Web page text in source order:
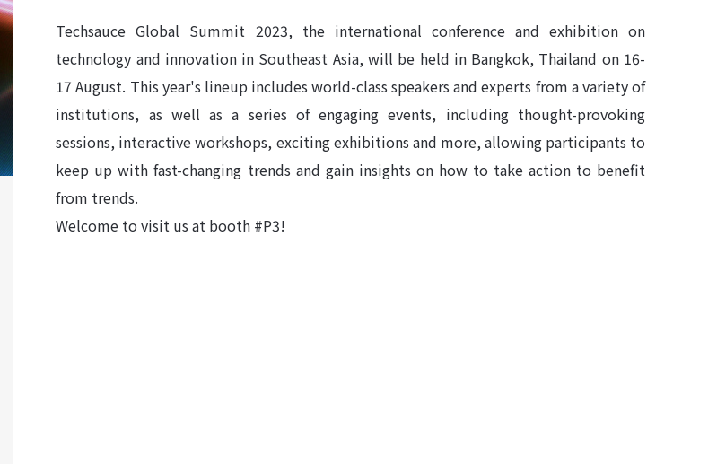
Techsauce Global Summit 2023, the international conference and exhibition on
technology and innovation in Southeast Asia, will be held in Bangkok, Thailand on 16-
17 August. This year's lineup includes world-class speakers and experts from a variety of
institutions, as well as a series of engaging events, including thought-provoking
sessions, interactive workshops, exciting exhibitions and more, allowing participants to
keep up with fast-changing trends and gain insights on how to take action to benefit
from trends.
Welcome to visit us at booth #P3!